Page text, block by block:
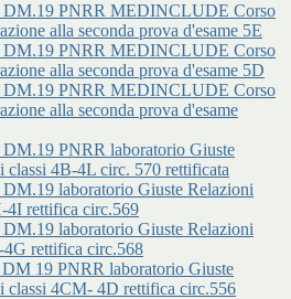
DM.19 PNRR MEDINCLUDE Corso
alla seconda prova d'esame 5E
DM.19 PNRR MEDINCLUDE Corso
alla seconda prova d'esame 5D
DM.19 PNRR MEDINCLUDE Corso
alla seconda prova d'esame
PNRR laboratorio Giuste
classi 4B-4L circ. 570 rettificata
laboratorio Giuste Relazioni
4I rettifica circ.569
laboratorio Giuste Relazioni
4G rettifica circ.568
19 PNRR laboratorio Giuste
classi 4CM- 4D rettifica circ.556